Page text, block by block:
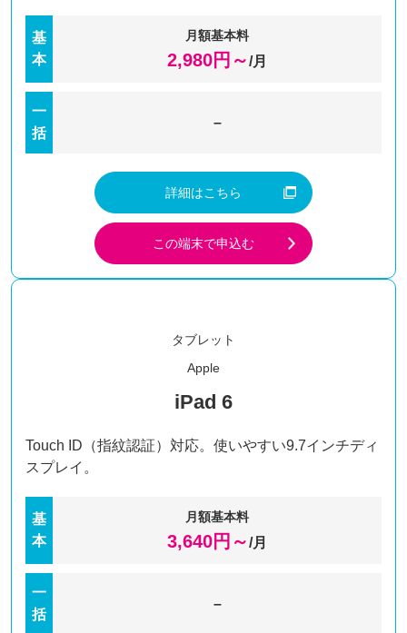
基
本
月額基本料
2,980円～/月
一
括
–
詳細はこちら
この端末で申込む
タブレット
Apple
iPad 6
Touch ID（指紋認証）対応。使いやすい9.7インチディ
スプレイ。
基
本
月額基本料
3,640円～/月
一
括
–